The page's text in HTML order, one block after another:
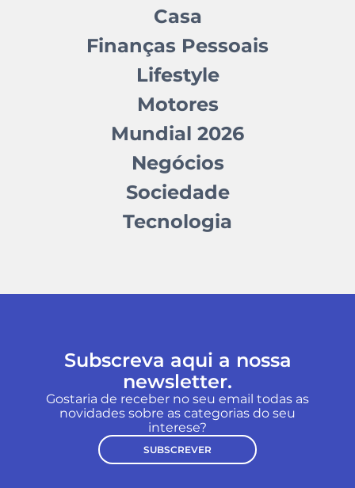
Casa
Finanças Pessoais
Lifestyle
Motores
Mundial 2026
Negócios
Sociedade
Tecnologia
Subscreva aqui a nossa
newsletter.
Gostaria de receber no seu email todas as
novidades sobre as categorias do seu
interese?
SUBSCREVER